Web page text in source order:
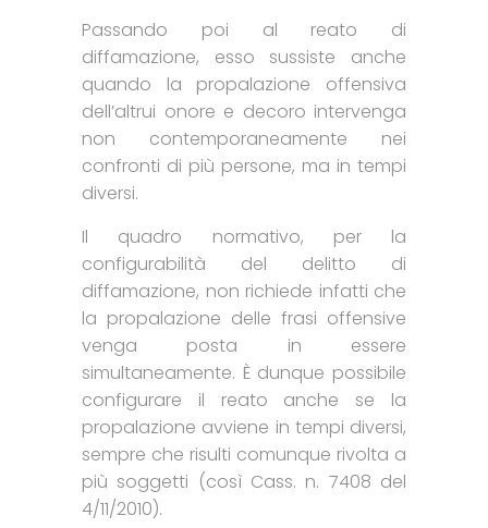
Passando poi al reato di
diffamazione, esso sussiste anche
quando la propalazione offensiva
dell’altrui onore e decoro intervenga
non contemporaneamente nei
confronti di più persone, ma in tempi
diversi.
Il quadro normativo, per la
configurabilità del delitto di
diffamazione, non richiede infatti che
la propalazione delle frasi offensive
venga posta in essere
simultaneamente. È dunque possibile
configurare il reato anche se la
propalazione avviene in tempi diversi,
sempre che risulti comunque rivolta a
più soggetti (così Cass. n. 7408 del
4/11/2010).